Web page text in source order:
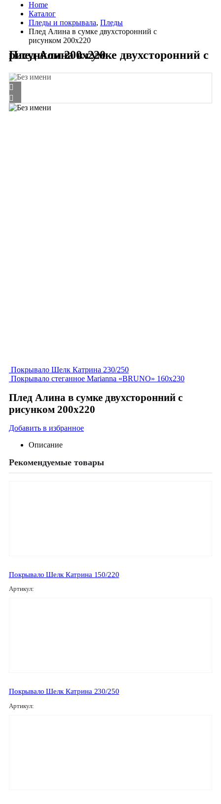
Home
Каталог
Пледы и покрывала, Пледы
Плед Алина в сумке двухсторонний с
рисунком 200х220
Плед Алина в сумке двухсторонний с рисунком 200х220
Покрывало Шелк Катрина 230/250
Покрывало стеганное Marianna «BRUNO» 160х230
Плед Алина в сумке двухсторонний с
рисунком 200х220
Добавить в избранное
Описание
Рекомендуемые товары
Покрывало Шелк Катрина 150/220
Артикул:
Покрывало Шелк Катрина 230/250
Артикул: